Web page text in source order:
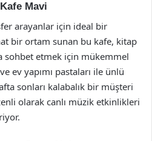
Mavi
arayanlar için ideal bir
bir ortam sunan bu kafe, kitap
sohbet etmek için mükemmel
ev yapımı pastaları ile ünlü
sonları kalabalık bir müşteri
olarak canlı müzik etkinlikleri